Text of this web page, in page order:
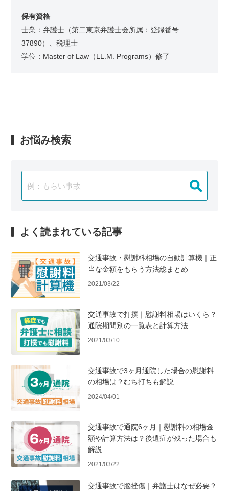
保有資格
士業：弁護士（第二東京弁護士会所属：登録番号
37890）、税理士
学位：Master of Law（LL.M. Programs）修了
お悩み検索
よく読まれている記事
交通事故・慰謝料相場の自動計算機｜正
当な金額をもらう方法総まとめ
2021/03/22
交通事故で打撲｜慰謝料相場はいくら？
通院期間別の一覧表と計算方法
2021/03/10
交通事故で3ヶ月通院した場合の慰謝料
の相場は？むち打ちも解説
2024/04/01
交通事故で通院6ヶ月｜慰謝料の相場金
額や計算方法は？後遺症が残った場合も
解説
2021/03/22
交通事故で脳挫傷｜弁護士はなぜ必要？